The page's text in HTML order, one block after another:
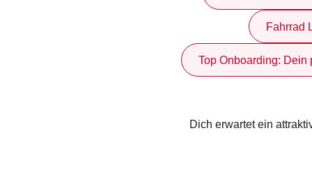
Fahrrad
Top Onboarding: Dein
Dich erwartet ein